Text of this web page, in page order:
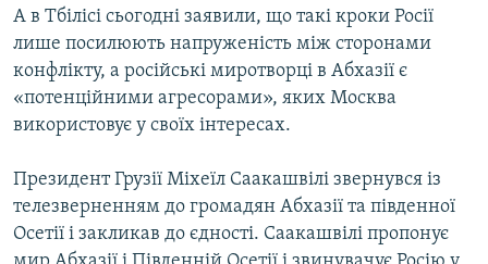
А в Тбілісі сьогодні заявили, що такі кроки Росії
лише посилюють напруженість між сторонами
конфлікту, а російські миротворці в Абхазії є
«потенційними агресорами», яких Москва
використовує у своїх інтересах.
Президент Грузії Міхеїл Саакашвілі звернувся із
телезверненням до громадян Абхазії та південної
Осетії і закликав до єдності. Саакашвілі пропонує